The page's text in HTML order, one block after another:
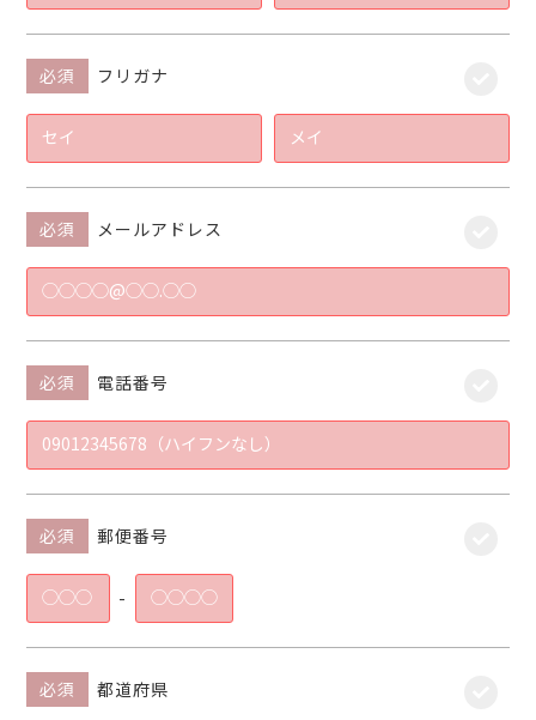
必須 フリガナ
必須 メールアドレス
必須 電話番号
必須 郵便番号
-
必須 都道府県